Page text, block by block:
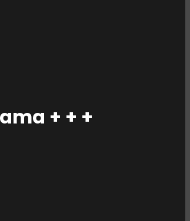
+ + +